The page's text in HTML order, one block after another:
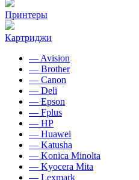
Принтеры
Картриджи
— Avision
— Brother
— Canon
— Deli
— Epson
— Fplus
— HP
— Huawei
— Katusha
— Konica Minolta
— Kyocera Mita
— Lexmark